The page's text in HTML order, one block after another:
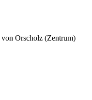
von Orscholz (Zentrum)